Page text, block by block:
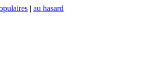
| au hasard